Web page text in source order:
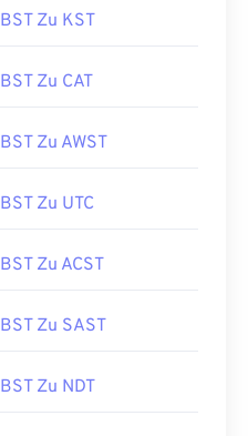
BST Zu KST
BST Zu CAT
BST Zu AWST
BST Zu UTC
BST Zu ACST
BST Zu SAST
BST Zu NDT